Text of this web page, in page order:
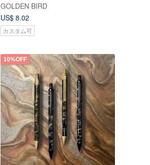
GOLDEN BIRD
US$ 8.02
カスタム可
10%OFF